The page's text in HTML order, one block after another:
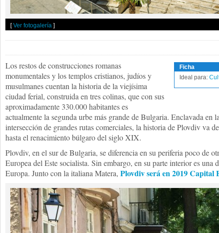
[Ver fotogalería ]
Ficha
Ideal para:
Los restos de construcciones romanas
monumentales y los templos cristianos, judíos y
musulmanes cuentan la historia de la viejísima
ciudad ferial, construida en tres colinas, que con sus
aproximadamente 330.000 habitantes es
actualmente la segunda urbe más grande de Bulgaria. Enclavada en
intersección de grandes rutas comerciales, la historia de Plovdiv va
hasta el renacimiento búlgaro del siglo XIX.
Plovdiv, en el sur de Bulgaria, se diferencia en su periferia poco de
Europea del Este socialista. Sin embargo, en su parte interior es una
Europa. Junto con la italiana Matera, Plovdiv será en 2019